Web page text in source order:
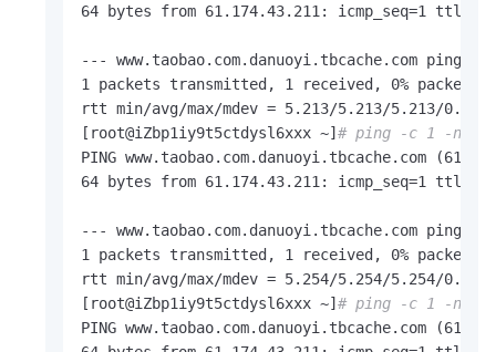
64 bytes from 61.174.43.211: icmp_seq=1 ttl=53
--- www.taobao.com.danuoyi.tbcache.com ping
1 packets transmitted, 1 received, 0% packet
rtt min/avg/max/mdev = 5.213/5.213/5.213/0.000
[root@iZbp1iy9t5ctdysl6xxx ~] # ping -c 1 -n
PING www.taobao.com.danuoyi.tbcache.com
64 bytes from 61.174.43.211: icmp_seq=1 ttl=53
--- www.taobao.com.danuoyi.tbcache.com ping
1 packets transmitted, 1 received, 0% packet
rtt min/avg/max/mdev = 5.254/5.254/5.254/0.000
[root@iZbp1iy9t5ctdysl6xxx ~] # ping -c 1 -n
PING www.taobao.com.danuoyi.tbcache.com